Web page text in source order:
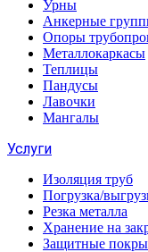
Урны
Анкерные
Опоры
Металлокаркасы
Теплицы
Пандусы
Лавочки
Мангалы
Услуги
Изоляция труб
Погрузка/
Резка металла
Хранение на
Защитные